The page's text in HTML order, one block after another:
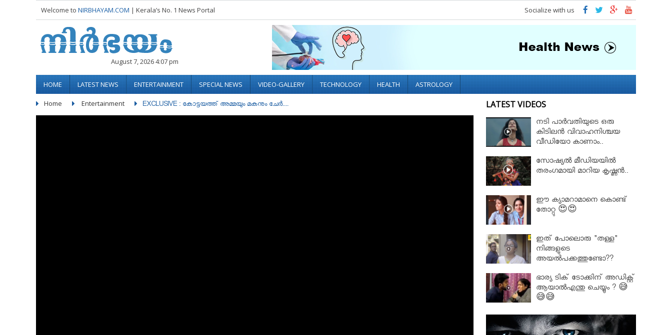
Welcome to NIRBHAYAM.COM | Kerala’s No. 1 News Portal Socialize with us
August 7, 2026 4:07 pm
HOME LATEST NEWS ENTERTAINMENT SPECIAL NEWS VIDEO-GALLERY TECHNOLOGY HEALTH ASTROLOGY
Home Entertainment EXCLUSIVE : കോട്ടയത്ത് അമ്മയും മകനും ചേർ.... LATEST VIDEOS
നടി പാർവതിയുടെ ഒരു
കിടിലൻ വിവാഹനിശ്ചയ
വീഡിയോ കാണാം..
സോഷ്യൽ മീഡിയയിൽ
തരംഗമായി മാറിയ കൃഷ്ണൻ..
ഈ ക്യാമറാമാനെ കൊണ്ട്
തോറ്റു 😍😍
ഇത് പോലൊരു "തള്ള"
നിങ്ങളുടെ
അയല്‍പക്കത്തുണ്ടോ??
ഭാര്യ ടിക് ടോക്കിന് അഡിക്റ്റ്
ആയാൽഎന്തു ചെയ്യും ? 😅
😅😅